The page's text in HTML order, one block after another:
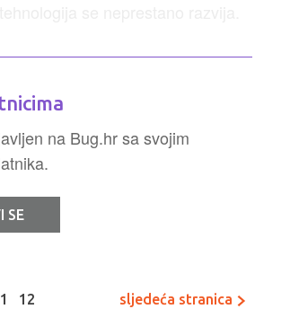
na Bug.hr sa svojim
SE
12 sljedeća stranica